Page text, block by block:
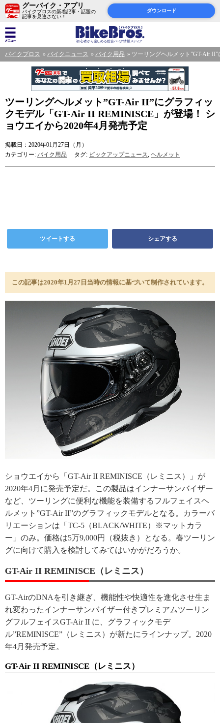
グーバイク・アプリ
バイクブロスの新着記事・話題の
記事を見逃さない！
ダウンロード
バイクブロス バイクニュース バイク用品 ツーリングヘルメット”GT-Air
ツーリングヘルメット”GT-Air II”にグラフィッ
クモデル「GT-Air II REMINISCE」が登場！ シ
ョウエイから2020年4月発売予定
掲載日：2020年01月27日（月）
カテゴリー: バイク用品 タグ: ピックアップニュース, ヘルメット
ツイートする シェアする
この記事は2020年1月27日当時の情報に基づいて制作されています。
ショウエイから「GT-Air II REMINISCE（レミニス）」が
2020年4月に発売予定だ。この製品はインナーサンバイザー
など、ツーリングに便利な機能を装備するフルフェイスヘ
ルメット”GT-Air II”のグラフィックモデルとなる。カラーバ
リエーションは「TC-5（BLACK/WHITE）※マットカラ
ー」のみ。価格は5万9,000円（税抜き）となる。春ツーリン
グに向けて購入を検討してみてはいかがだろうか。
GT-Air II REMINISCE（レミニス）
GT-AirのDNAを引き継ぎ、機能性や快適性を進化させ生ま
れ変わったインナーサンバイザー付きプレミアムツーリン
グフルフェイスGT-Air II に、グラフィックモデ
ル”REMINISCE”（レミニス）が新たにラインナップ。2020
年4月発売予定。
GT-Air II REMINISCE（レミニス）